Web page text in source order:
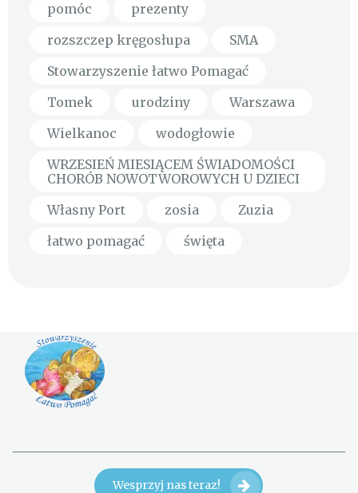
pomóc
prezenty
rozszczep kręgosłupa
SMA
Stowarzyszenie łatwo Pomagać
Tomek
urodziny
Warszawa
Wielkanoc
wodogłowie
WRZESIEŃ MIESIĄCEM ŚWIADOMOŚCI
CHORÓB NOWOTWOROWYCH U DZIECI
Własny Port
zosia
Zuzia
łatwo pomagać
święta
Wesprzyj nas teraz!